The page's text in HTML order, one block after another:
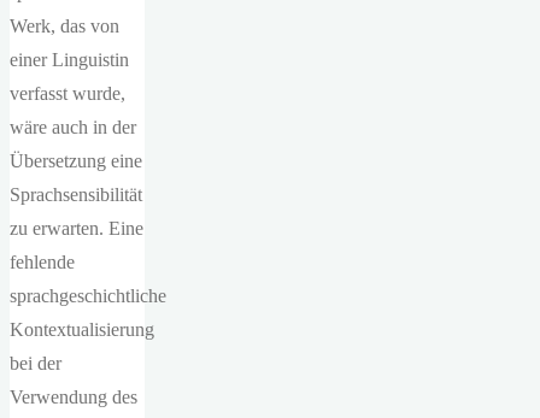
Werk, das von
einer Linguistin
verfasst wurde,
wäre auch in der
Übersetzung eine
Sprachsensibilität
zu erwarten. Eine
fehlende
sprachgeschichtliche
Kontextualisierung
bei der
Verwendung des